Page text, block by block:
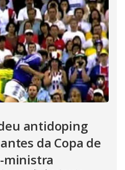
antidoping
da Copa de
ministra